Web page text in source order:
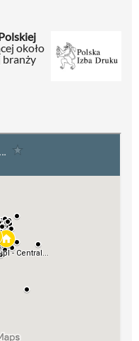
około
branży